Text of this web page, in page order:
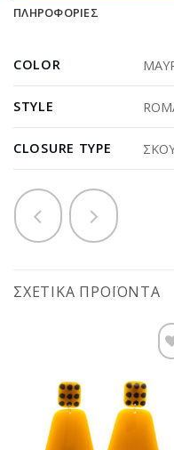
ΠΛΗΡΟΦΟΡΊΕΣ
COLOR
STYLE
CLOSURE TYPE
ΣΧΕΤΙΚΆ ΠΡΟΪΌΝΤΑ
Προσθήκη
στη
wishlist